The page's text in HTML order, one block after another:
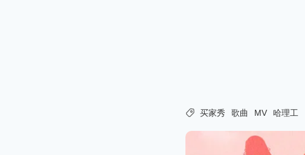
 买家秀 歌曲 MV 哈理工